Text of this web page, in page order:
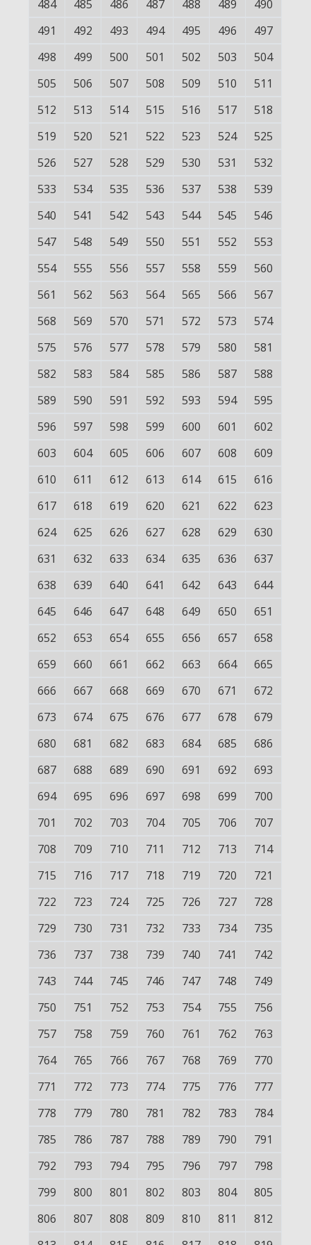
484 485 486 487 488 489
490
491
492 493 494 495 496
497
498
499 500 501 502 503
504
505
506 507 508 509 510
511
512
513 514 515 516 517
518
519
520 521 522 523 524
525
526
527 528 529 530 531
532
533
534 535 536 537 538
539
540
541 542 543 544 545
546
547
548 549 550 551 552
553
554
555 556 557 558 559
560
561
562 563 564 565 566
567
568
569 570 571 572 573
574
575
576 577 578 579 580
581
582
583 584 585 586 587
588
589
590 591 592 593 594
595
596
597 598 599 600 601
602
603
604 605 606 607 608
609
610
611 612 613 614 615
616
617
618 619 620 621 622
623
624
625 626 627 628 629
630
631
632 633 634 635 636
637
638
639 640 641 642 643
644
645
646 647 648 649 650
651
652
653 654 655 656 657
658
659
660 661 662 663 664
665
666
667 668 669 670 671
672
673
674 675 676 677 678
679
680
681 682 683 684 685
686
687
688 689 690 691 692
693
694
695 696 697 698 699
700
701
702 703 704 705 706
707
708
709 710 711 712 713
714
715
716 717 718 719 720
721
722
723 724 725 726 727
728
729
730 731 732 733 734
735
736
737 738 739 740 741
742
743
744 745 746 747 748
749
750
751 752 753 754 755
756
757
758 759 760 761 762
763
764
765 766 767 768 769
770
771
772 773 774 775 776
777
778
779 780 781 782 783
784
785
786 787 788 789 790
791
792
793 794 795 796 797
798
799
800 801 802 803 804
805
806
807 808 809 810 811
812